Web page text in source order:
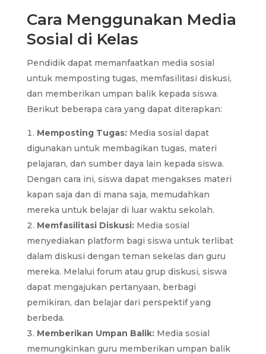
Cara Menggunakan Media
Sosial di Kelas
Pendidik dapat memanfaatkan media sosial
untuk memposting tugas, memfasilitasi diskusi,
dan memberikan umpan balik kepada siswa.
Berikut beberapa cara yang dapat diterapkan:
Memposting Tugas:Media sosial dapat
digunakan untuk membagikan tugas, materi
pelajaran, dan sumber daya lain kepada siswa.
Dengan cara ini, siswa dapat mengakses materi
kapan saja dan di mana saja, memudahkan
mereka untuk belajar di luar waktu sekolah.
Memfasilitasi Diskusi:Media sosial
menyediakan platform bagi siswa untuk terlibat
dalam diskusi dengan teman sekelas dan guru
mereka. Melalui forum atau grup diskusi, siswa
dapat mengajukan pertanyaan, berbagi
pemikiran, dan belajar dari perspektif yang
berbeda.
Memberikan Umpan Balik:Media sosial
memungkinkan guru memberikan umpan balik